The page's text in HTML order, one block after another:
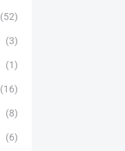
(52)
(3)
(1)
(16)
(8)
(6)